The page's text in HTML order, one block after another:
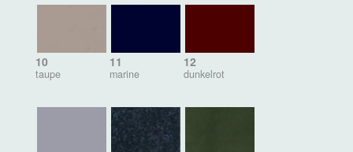
10
taupe
11
marine
12
dunkelrot